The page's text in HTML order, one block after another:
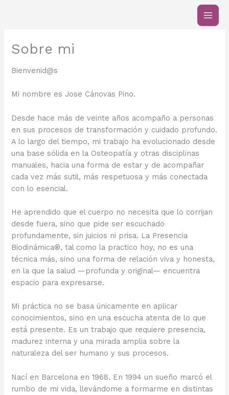
Sobre mi
Bienvenid@s
Mi nombre es Jose Cánovas Pino.
Desde hace más de veinte años acompaño a personas
en sus procesos de transformación y cuidado profundo.
A lo largo del tiempo, mi trabajo ha evolucionado desde
una base sólida en la Osteopatía y otras disciplinas
manuales, hacia una forma de estar y de acompañar
cada vez más sutil, más respetuosa y más conectada
con lo esencial.
He aprendido que el cuerpo no necesita que lo corrijan
desde fuera, sino que pide ser escuchado
profundamente, sin juicios ni prisa. La Presencia
Biodinámica®, tal como la practico hoy, no es una
técnica más, sino una forma de relación viva y honesta,
en la que la salud —profunda y original— encuentra
espacio para expresarse.
Mi práctica no se basa únicamente en aplicar
conocimientos, sino en una escucha atenta de lo que
está presente. Es un trabajo que requiere presencia,
madurez interna y una mirada amplia sobre la
naturaleza del ser humano y sus procesos.
Nací en Barcelona en 1968. En 1994 un sueño marcó el
rumbo de mi vida, llevándome a formarme en distintas